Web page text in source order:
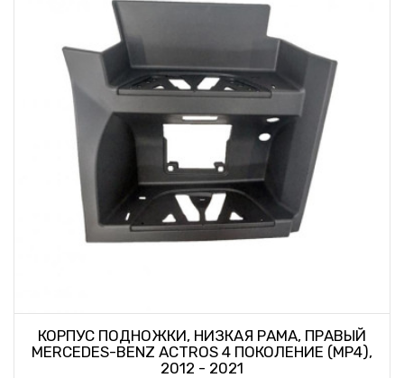
КОРПУС ПОДНОЖКИ, НИЗКАЯ РАМА, ПРАВЫЙ
MERCEDES-BENZ ACTROS 4 ПОКОЛЕНИЕ (MP4),
2012 - 2021